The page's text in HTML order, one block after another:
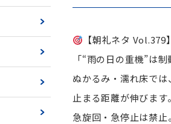
【朝礼ネタ Vol.379
「“雨の日の重機”は制
ぬかるみ・濡れ床では、
止まる距離が伸びます。
急旋回・急停止は禁止。